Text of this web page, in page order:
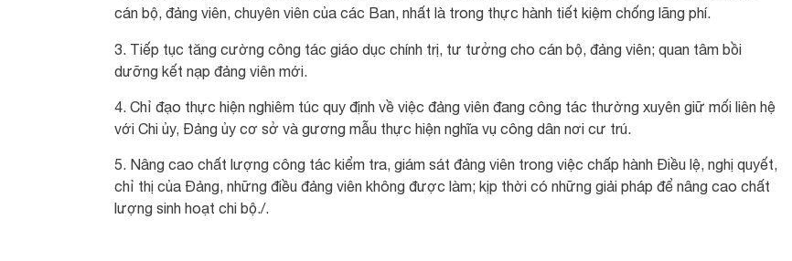
cán bộ, đảng viên, chuyên viên của các Ban, nhất là trong thực hành tiết kiệm chống lãng phí.
3. Tiếp tục tăng cường công tác giáo dục chính trị, tư tưởng cho cán bộ, đảng viên; quan tâm bồi
dưỡng kết nạp đảng viên mới.
4. Chỉ đạo thực hiện nghiêm túc quy định về việc đảng viên đang công tác thường xuyên giữ mối liên hệ
với Chi ủy, Đảng ủy cơ sở và gương mẫu thực hiện nghĩa vụ công dân nơi cư trú.
5. Nâng cao chất lượng công tác kiểm tra, giám sát đảng viên trong việc chấp hành Điều lệ, nghị quyết,
chỉ thị của Đảng, những điều đảng viên không được làm; kịp thời có những giải pháp để nâng cao chất
lượng sinh hoạt chi bộ./.